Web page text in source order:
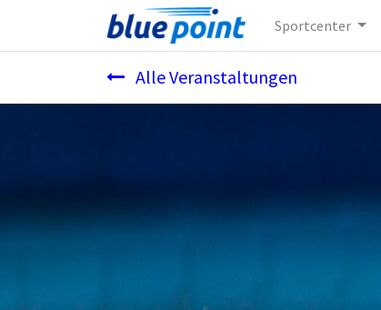
Sportcenter
Alle Veranstaltungen